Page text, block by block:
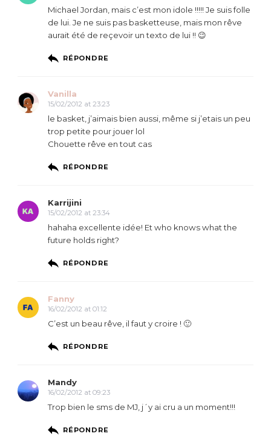
Michael Jordan, mais c’est mon idole !!!!! Je suis folle
de lui. Je ne suis pas basketteuse, mais mon rêve
aurait été de reçevoir un texto de lui !! 😉
RÉPONDRE
Vanilla
15/02/2012 at 23:23
le basket, j’aimais bien aussi, même si j’etais un peu
trop petite pour jouer lol
Chouette rêve en tout cas
RÉPONDRE
Karrijini
15/02/2012 at 23:34
hahaha excellente idée! Et who knows what the
future holds right?
RÉPONDRE
Fanny
16/02/2012 at 01:12
C’est un beau rêve, il faut y croire ! 🙂
RÉPONDRE
Mandy
16/02/2012 at 09:23
Trop bien le sms de MJ, j´y ai cru a un moment!!!
RÉPONDRE